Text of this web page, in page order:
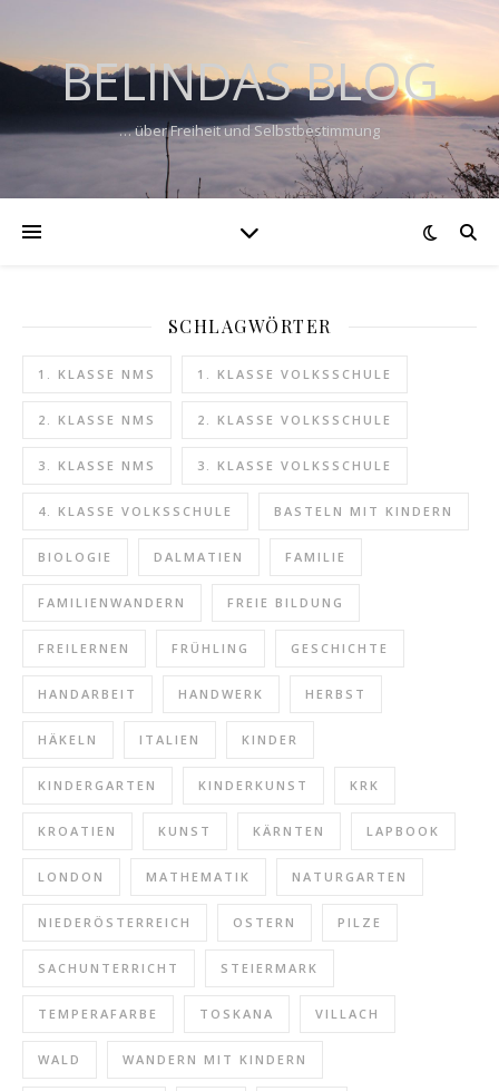
BELINDAS BLOG
… über Freiheit und Selbstbestimmung
SCHLAGWÖRTER
1. KLASSE NMS 1. KLASSE VOLKSSCHULE
2. KLASSE NMS 2. KLASSE VOLKSSCHULE
3. KLASSE NMS 3. KLASSE VOLKSSCHULE
4. KLASSE VOLKSSCHULE BASTELN MIT KINDERN
BIOLOGIE DALMATIEN FAMILIE
FAMILIENWANDERN FREIE BILDUNG
FREILERNEN FRÜHLING GESCHICHTE
HANDARBEIT HANDWERK HERBST
HÄKELN ITALIEN KINDER
KINDERGARTEN KINDERKUNST KRK
KROATIEN KUNST KÄRNTEN LAPBOOK
LONDON MATHEMATIK NATURGARTEN
NIEDERÖSTERREICH OSTERN PILZE
SACHUNTERRICHT STEIERMARK
TEMPERAFARBE TOSKANA VILLACH
WALD WANDERN MIT KINDERN